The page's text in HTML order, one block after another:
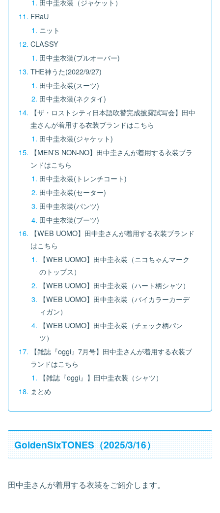
田中圭衣装（ジャケット）
FRaU
ニット
CLASSY
田中圭衣装(プルオーバー)
THE神うた(2022/9/27)
田中圭衣装(スーツ)
田中圭衣装(ネクタイ)
【ザ・ロストシティ日本語吹替完成披露試写会】田中
圭さんが着用する衣装ブランドはこちら
田中圭衣装(ジャケット)
【MEN’S NON-NO】田中圭さんが着用する衣装ブラ
ンドはこちら
田中圭衣装(トレンチコート)
田中圭衣装(セーター)
田中圭衣装(パンツ)
田中圭衣装(ブーツ)
【WEB UOMO】田中圭さんが着用する衣装ブランド
はこちら
【WEB UOMO】田中圭衣装（ニコちゃんマーク
のトップス）
【WEB UOMO】田中圭衣装（ハート柄シャツ）
【WEB UOMO】田中圭衣装（バイカラーカーデ
ィガン）
【WEB UOMO】田中圭衣装（チェック柄パン
ツ）
【雑誌『oggi』7月号】田中圭さんが着用する衣装ブ
ランドはこちら
【雑誌『oggi』】田中圭衣装（シャツ）
まとめ
GoldenSixTONES（2025/3/16）
田中圭さんが着用する衣装をご紹介します。